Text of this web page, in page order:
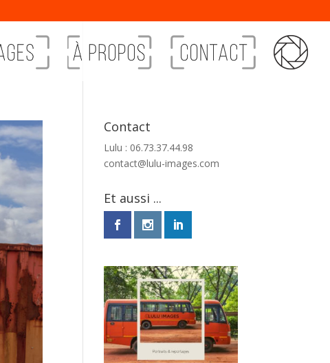
Contact
Lulu : 06.73.37.44.98
contact@lulu-images.com
Et aussi ...